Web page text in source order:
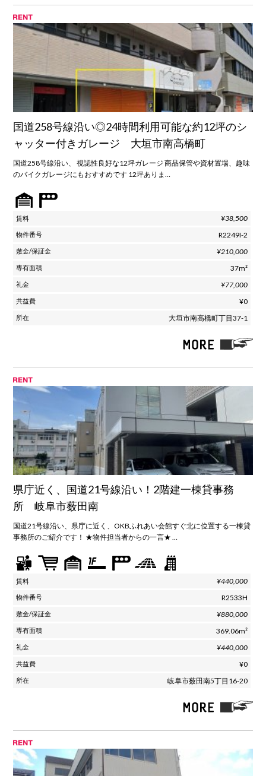
国道258号線沿い◎24時間利用可能な約12坪のシ
ャッター付きガレージ 大垣市南高橋町
国道258号線沿い、 視認性良好な12坪ガレージ 商品保管や資材置場、趣味
のバイクガレージにもおすすめです 12坪ありま…
¥38,500
R2249I-2
¥210,000
37m²
¥77,000
¥0
大垣市南高橋町丁目37-1
県庁近く、国道21号線沿い！2階建一棟貸事務
所 岐阜市薮田南
国道21号線沿い、県庁に近く、OKBふれあい会館すぐ北に位置する一棟貸
事務所のご紹介です！ ★物件担当者からの一言★ …
¥440,000
R2533H
¥880,000
369.06m²
¥440,000
¥0
岐阜市薮田南5丁目16-20